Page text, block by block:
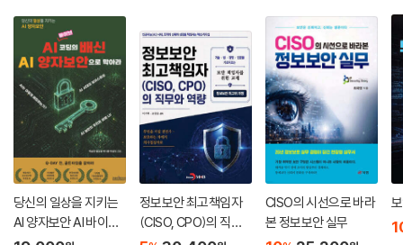
당신의 일상을 지키는
AI 양자보안 AI 바이브
정보보안 최고책임자
(CISO, CPO)의 직무
CISO의 시선으로 바라
본 정보보안 실무